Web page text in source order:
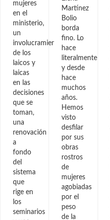
mujeres
en el
ministerio,
un
involucramiento
de los
laicos y
laicas
en las
decisiones
que se
toman,
una
renovación
a
fondo
del
sistema
que
rige en
los
seminarios
Martínez
Bolio
borda
fino. Lo
hace
literalmente
y desde
hace
muchos
años.
Hemos
visto
desfilar
por sus
obras
rostros
de
mujeres
agobiadas
por el
peso
de la